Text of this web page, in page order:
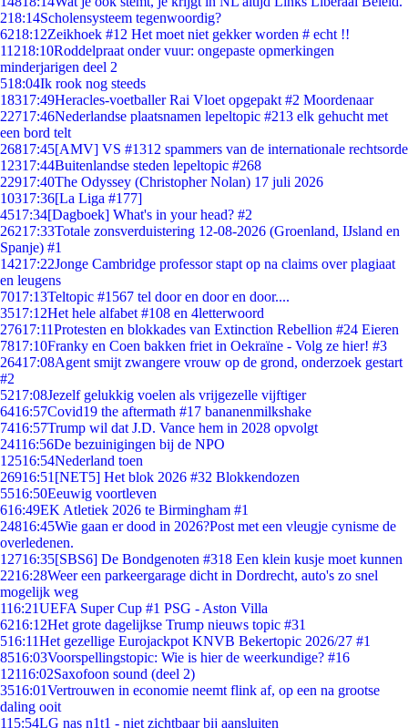
218:14Scholensysteem tegenwoordig?
6218:12Zeikhoek #12 Het moet niet gekker worden # echt !!
11218:10Roddelpraat onder vuur: ongepaste opmerkingen
minderjarigen deel 2
518:04Ik rook nog steeds
18317:49Heracles-voetballer Rai Vloet opgepakt #2 Moordenaar
22717:46Nederlandse plaatsnamen lepeltopic #213 elk gehucht met
een bord telt
26817:45[AMV] VS #1312 spammers van de internationale rechtsorde
12317:44Buitenlandse steden lepeltopic #268
22917:40The Odyssey (Christopher Nolan) 17 juli 2026
10317:36[La Liga #177]
4517:34[Dagboek] What's in your head? #2
26217:33Totale zonsverduistering 12-08-2026 (Groenland, IJsland en
Spanje) #1
14217:22Jonge Cambridge professor stapt op na claims over plagiaat
en leugens
7017:13Teltopic #1567 tel door en door en door....
3517:12Het hele alfabet #108 en 4letterwoord
27617:11Protesten en blokkades van Extinction Rebellion #24 Eieren
7817:10Franky en Coen bakken friet in Oekraïne - Volg ze hier! #3
26417:08Agent smijt zwangere vrouw op de grond, onderzoek gestart
#2
5217:08Jezelf gelukkig voelen als vrijgezelle vijftiger
6416:57Covid19 the aftermath #17 bananenmilkshake
7416:57Trump wil dat J.D. Vance hem in 2028 opvolgt
24116:56De bezuinigingen bij de NPO
12516:54Nederland toen
26916:51 [NET5] Het blok 2026 #32 Blokkendozen
5516:50Eeuwig voortleven
616:49EK Atletiek 2026 te Birmingham #1
24816:45Wie gaan er dood in 2026?Post met een vleugje cynisme de
overledenen.
12716:35[SBS6] De Bondgenoten #318 Een klein kusje moet kunnen
2216:28Weer een parkeergarage dicht in Dordrecht, auto's zo snel
mogelijk weg
116:21UEFA Super Cup #1 PSG - Aston Villa
6216:12Het grote dagelijkse Trump nieuws topic #31
516:11Het gezellige Eurojackpot KNVB Bekertopic 2026/27 #1
8516:03Voorspellingstopic: Wie is hier de weerkundige? #16
12116:02Saxofoon sound (deel 2)
3516:01Vertrouwen in economie neemt flink af, op een na grootse
daling ooit
115:54LG nas n1t1 - niet zichtbaar bij aansluiten